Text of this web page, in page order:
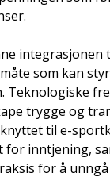
som kan
Teknologiske
trygge og
til e-
inntjening,
for å